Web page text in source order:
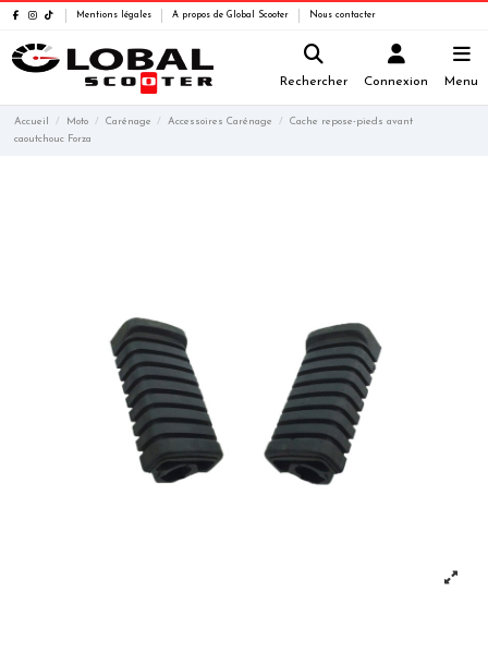
Mentions légales A propos de Global Scooter Nous contacter
Rechercher Connexion Menu
Accueil Moto Carénage Accessoires Carénage
Cache repose-pieds avant
caoutchouc Forza